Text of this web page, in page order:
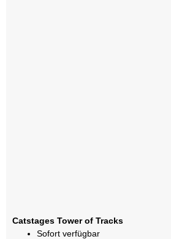
Catstages Tower of Tracks
Sofort verfügbar